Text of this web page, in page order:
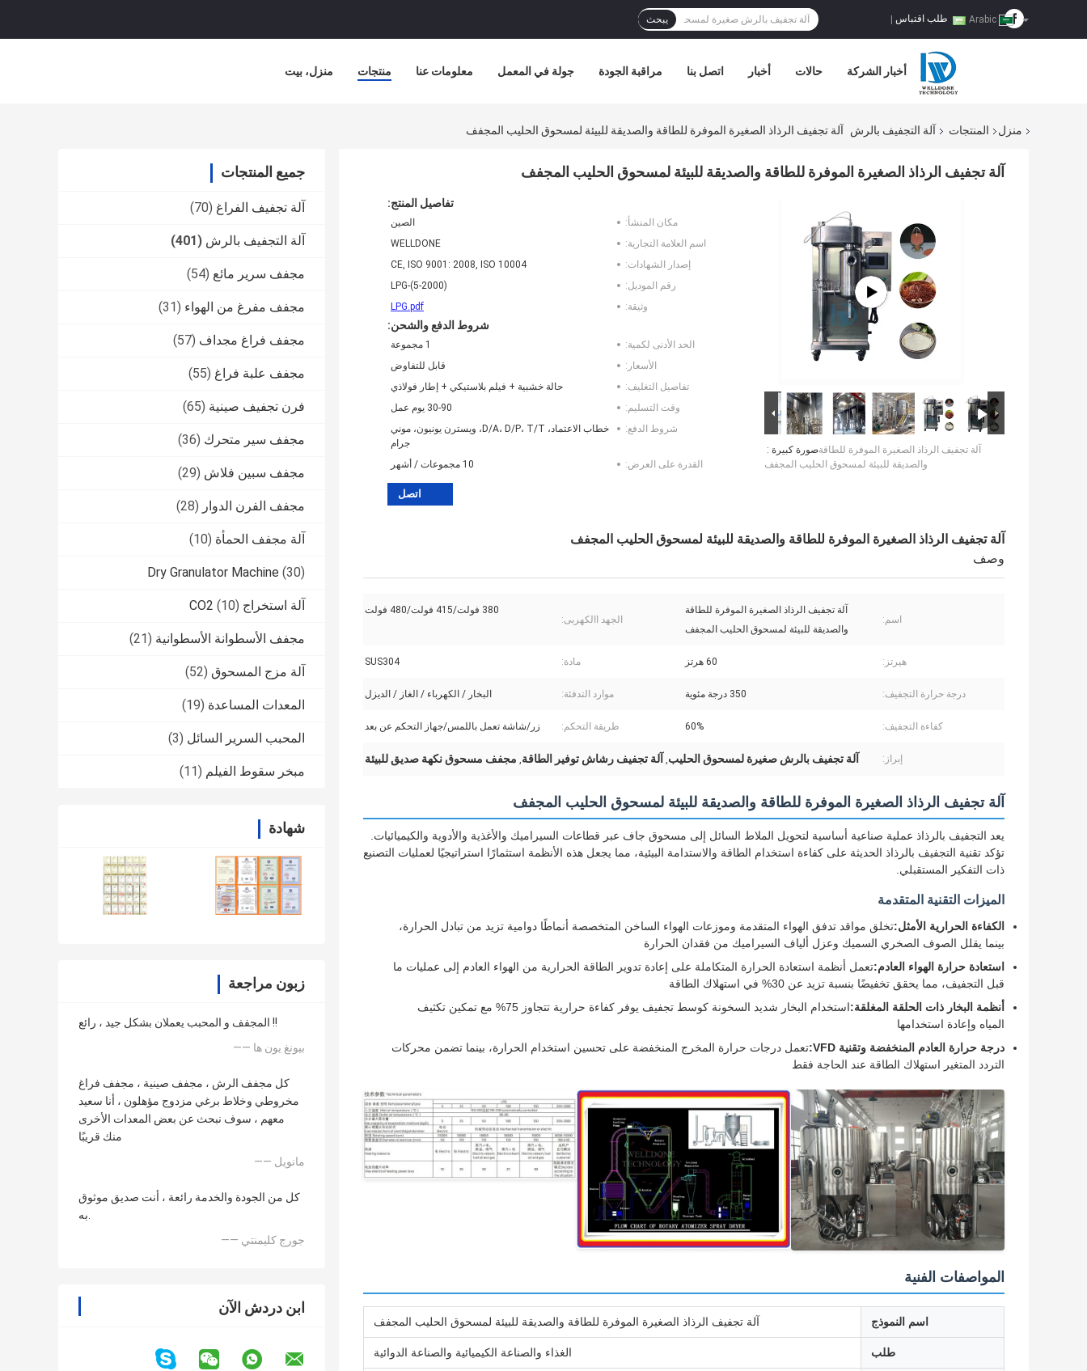
طلب اقتباس يبحث
منزل، بيت منتجات معلومات عنا جولة في المعمل مراقبة الجودة اتصل بنا أخبار حالات أخبار الشركة
منزل المنتجات آلة التجفيف بالرش آلة تجفيف الرذاذ الصغيرة الموفرة للطاقة والصديقة للبيئة لمسحوق الحليب المجفف
جميع المنتجات
آلة تجفيف الفراغ (70)
آلة التجفيف بالرش (401)
مجفف سرير مائع (54)
مجفف مفرغ من الهواء (31)
مجفف فراغ مجداف (57)
مجفف علبة فراغ (55)
فرن تجفيف صينية (65)
مجفف سير متحرك (36)
مجفف سبين فلاش (29)
مجفف الفرن الدوار (28)
آلة مجفف الحمأة (10)
Dry Granulator Machine (30)
آلة استخراج CO2 (10)
مجفف الأسطوانة الأسطوانية (21)
آلة مزج المسحوق (52)
المعدات المساعدة (19)
المحبب السرير السائل (3)
مبخر سقوط الفيلم (11)
شهادة
زبون مراجعة
المجفف و المحبب يعملان بشكل جيد ، رائع !!
—— بيونغ يون ها
كل مجفف الرش ، مجفف صينية ، مجفف فراغ
مخروطي وخلاط برغي مزدوج مؤهلون ، أنا سعيد
معهم ، سوف نبحث عن بعض المعدات الأخرى
منك قريبًا
—— مانويل
كل من الجودة والخدمة رائعة ، أنت صديق موثوق
به.
—— جورج كليمنتي
ابن دردش الآن
آلة تجفيف الرذاذ الصغيرة الموفرة للطاقة والصديقة للبيئة لمسحوق الحليب المجفف
صورة كبيرة :آلة تجفيف الرذاذ الصغيرة الموفرة للطاقة
والصديقة للبيئة لمسحوق الحليب المجفف
تفاصيل المنتج:
مكان المنشأ:
الصين
اسم العلامة التجارية:
WELLDONE
إصدار الشهادات:
CE, ISO 9001: 2008, ISO 10004
رقم الموديل:
LPG-(5-2000)
وثيقة:
LPG.pdf
شروط الدفع والشحن:
الحد الأدنى لكمية:
1 مجموعة
الأسعار:
قابل للتفاوض
تفاصيل التغليف:
حالة خشبية + فيلم بلاستيكي + إطار فولاذي
وقت التسليم:
30-90 يوم عمل
شروط الدفع:
خطاب الاعتماد، D/A، D/P، T/T، ويسترن يونيون، موني
جرام
القدرة على العرض:
10 مجموعات / أشهر
اتصل
آلة تجفيف الرذاذ الصغيرة الموفرة للطاقة والصديقة للبيئة لمسحوق الحليب المجفف
وصف
اسم:
آلة تجفيف الرذاذ الصغيرة الموفرة للطاقة
والصديقة للبيئة لمسحوق الحليب المجفف
الجهد االكهربى:
380 فولت/415 فولت/480 فولت
هيرتز: 60 هرتز مادة: SUS304
درجة حرارة التجفيف: 350 درجة مئوية موارد التدفئة: البخار / الكهرباء / الغاز / الديزل
كفاءة التجفيف: 60% طريقة التحكم: زر/شاشة تعمل باللمس/جهاز التحكم عن بعد
إبراز: آلة تجفيف بالرش صغيرة لمسحوق الحليب, آلة تجفيف رشاش توفير الطاقة, مجفف مسحوق نكهة صديق للبيئة
آلة تجفيف الرذاذ الصغيرة الموفرة للطاقة والصديقة للبيئة لمسحوق الحليب المجفف
يعد التجفيف بالرذاذ عملية صناعية أساسية لتحويل الملاط السائل إلى مسحوق جاف عبر قطاعات السيراميك والأغذية والأدوية والكيميائيات.
تؤكد تقنية التجفيف بالرذاذ الحديثة على كفاءة استخدام الطاقة والاستدامة البيئية، مما يجعل هذه الأنظمة استثمارًا استراتيجيًا لعمليات التصنيع
ذات التفكير المستقبلي.
الميزات التقنية المتقدمة
الكفاءة الحرارية الأمثل:تخلق مواقد تدفق الهواء المتقدمة وموزعات الهواء الساخن المتخصصة أنماطًا دوامية تزيد من تبادل الحرارة،
بينما يقلل الصوف الصخري السميك وعزل ألياف السيراميك من فقدان الحرارة
استعادة حرارة الهواء العادم:تعمل أنظمة استعادة الحرارة المتكاملة على إعادة تدوير الطاقة الحرارية من الهواء العادم إلى عمليات ما
قبل التجفيف، مما يحقق تخفيضًا بنسبة تزيد عن 30% في استهلاك الطاقة
أنظمة البخار ذات الحلقة المغلقة:
استخدام البخار شديد السخونة كوسط تجفيف يوفر كفاءة حرارية تتجاوز 75% مع تمكين تكثيف
المياه وإعادة استخدامها
درجة حرارة العادم المنخفضة وتقنية VFD:
تعمل درجات حرارة المخرج المنخفضة على تحسين استخدام الحرارة، بينما تضمن محركات
التردد المتغير استهلاك الطاقة عند الحاجة فقط
المواصفات الفنية
اسم النموذج آلة تجفيف الرذاذ الصغيرة الموفرة للطاقة والصديقة للبيئة لمسحوق الحليب المجفف
طلب الغذاء والصناعة الكيميائية والصناعة الدوائية